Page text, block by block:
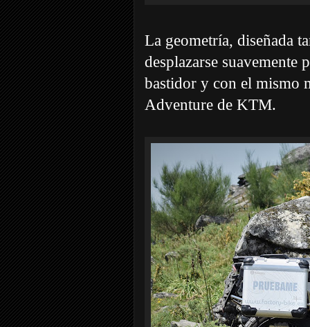
La geometría, diseñada
desplazarse suavemente
bastidor y con el mismo
Adventure de KTM.